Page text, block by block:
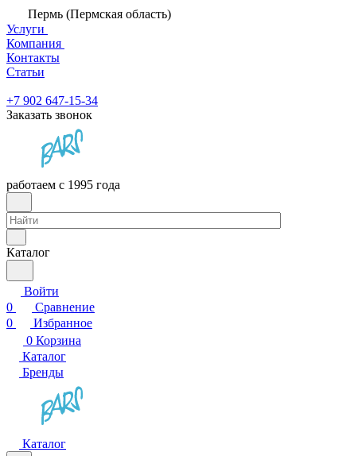
Пермь (Пермская область)
Услуги
Компания
Контакты
Статьи
+7 902 647-15-34
Заказать звонок
работаем с 1995 года
Каталог
Войти
0
Сравнение
0
Избранное
0 Корзина
Каталог
Бренды
Каталог